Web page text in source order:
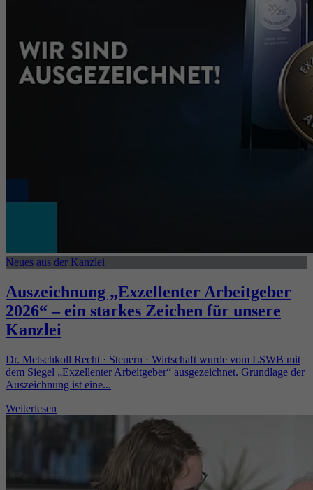
Neues aus der Kanzlei
Auszeichnung „Exzellenter Arbeitgeber
2026“ – ein starkes Zeichen für unsere
Kanzlei
Dr. Metschkoll Recht · Steuern · Wirtschaft wurde vom LSWB mit
dem Siegel „Exzellenter Arbeitgeber“ ausgezeichnet. Grundlage der
Auszeichnung ist eine...
Weiterlesen